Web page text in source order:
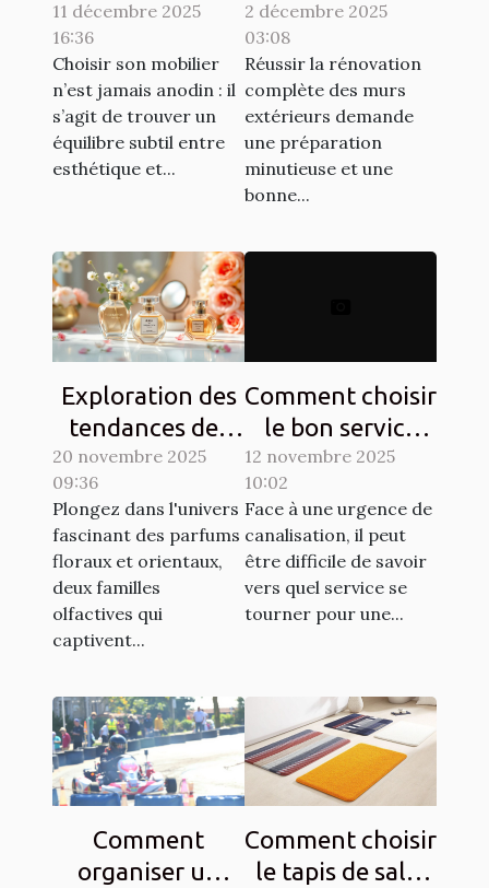
pour allier
esthétique et
durabilité?
11 décembre 2025
16:36
Choisir son mobilier
n’est jamais anodin : il
s’agit de trouver un
équilibre subtil entre
esthétique et...
la rénovation
complète des
murs extérieurs
2 décembre 2025
03:08
Réussir la rénovation
complète des murs
extérieurs demande
une préparation
minutieuse et une
bonne...
Exploration des
tendances des
parfums floraux
et orientaux
20 novembre 2025
09:36
Plongez dans l'univers
fascinant des parfums
floraux et orientaux,
deux familles
olfactives qui
captivent...
Comment choisir
le bon service
pour vos
urgences de
canalisation ?
12 novembre 2025
10:02
Face à une urgence de
canalisation, il peut
être difficile de savoir
vers quel service se
tourner pour une...
Comment
organiser un
Comment choisir
le tapis de salle